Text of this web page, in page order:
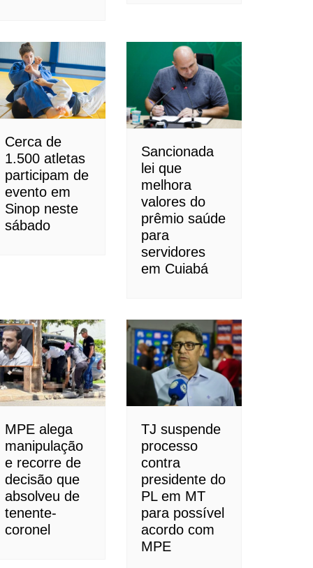
Cerca de
1.500 atletas
participam de
evento em
Sinop neste
sábado
Sancionada
lei que
melhora
valores do
prêmio saúde
para
servidores
em Cuiabá
MPE alega
manipulação
e recorre de
decisão que
absolveu de
tenente-
coronel
TJ suspende
processo
contra
presidente do
PL em MT
para possível
acordo com
MPE